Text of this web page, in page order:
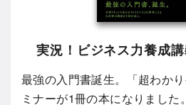
実況！ビジネス力養成
最強の入門書誕生。「超わか
ミナーが1冊の本になりました